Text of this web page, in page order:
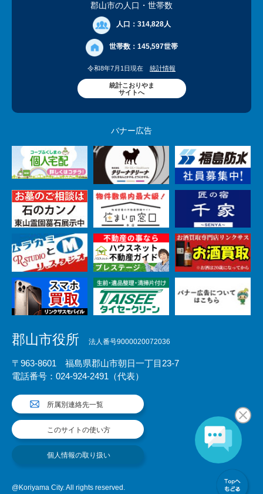
郡山市の人口 ・世帯数
人口： 314,828人
世帯数： 145,597世帯
令和8年7月1日現在 統計情報
統計こおりやま
サイトへ
バナー広告
郡山市役所 法人番号9000020072036
〒963-8601 福島県郡山市朝日一丁目23-7
電話番号：024-924-2491（代表）
所属別連絡先一覧
このサイトの使い方
個人情報の取り扱い
@Koriyama City. All rights reserved.